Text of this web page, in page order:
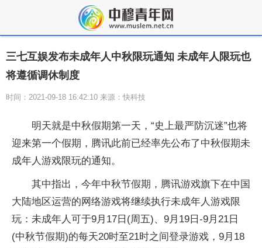
三七互娱发布未成年人中秋限玩通知 未成年人限玩也
将遵循调休制度
时间：2021-09-18 16:42:10 来源：快科技
明天就是中秋假期第一天，“史上最严防沉迷”也将
迎来第一个假期，腾讯此前已经率先公布了中秋假期未
成年人游戏限玩的通知。
其中指出，今年中秋节假期，腾讯游戏旗下在中国
大陆地区运营的网络游戏将继续执行未成年人游戏限
玩：未成年人可于9月17日(周五)、9月19日-9月21日
(中秋节假期)的每天20时至21时之间登录游戏，9月18